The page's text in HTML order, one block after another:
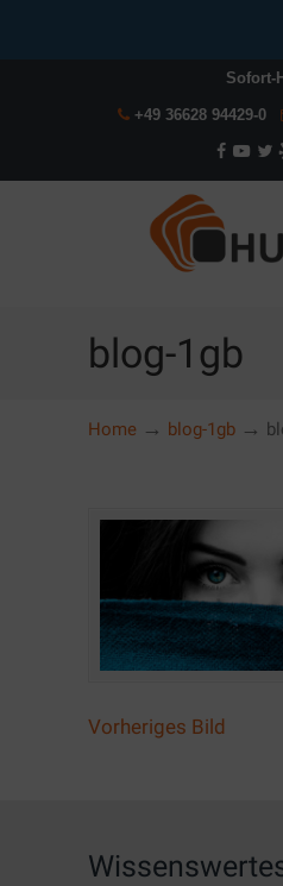
Sofort-
+49 36628 94429-0
blog-1gb
Home → blog-1gb →
Vorheriges Bild